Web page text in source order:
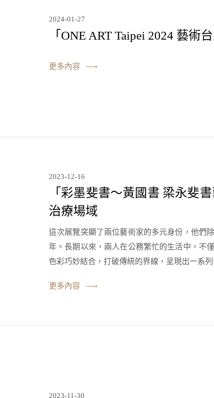
2024-01-27
「ONE ART Taipei 2024 藝術
更多內容
2023-12-16
「彩墨斐書～黃國書 梁永斐
治療場域
這次展覽突顯了兩位藝術家的多元身份，他們
年。長期以來，兩人在公務繁忙的生活中，不
色彩巧妙結合，打破傳統的界線，呈現出一系
更多內容
2023-11-30